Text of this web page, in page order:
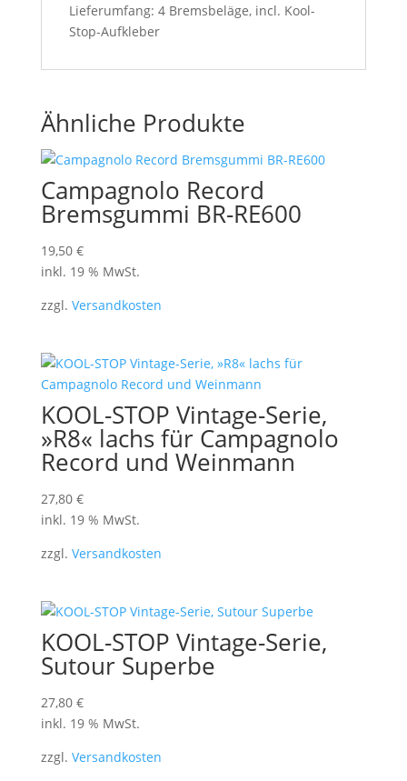
Lieferumfang: 4 Bremsbeläge, incl. Kool-
Stop-Aufkleber
Ähnliche Produkte
Campagnolo Record
Bremsgummi BR-RE600
19,50 €
inkl. 19 % MwSt.
zzgl. Versandkosten
KOOL-STOP Vintage-Serie,
»R8« lachs für Campagnolo
Record und Weinmann
27,80 €
inkl. 19 % MwSt.
zzgl. Versandkosten
KOOL-STOP Vintage-Serie,
Sutour Superbe
27,80 €
inkl. 19 % MwSt.
zzgl. Versandkosten